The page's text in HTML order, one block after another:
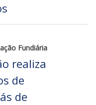
Fundiária
realiza
de
de